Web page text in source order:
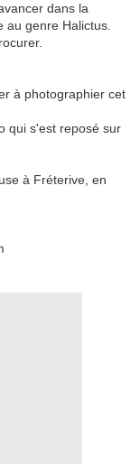
dans la
genre Halictus.
à photographier cet
qui s'est reposé sur
à Fréterive, en